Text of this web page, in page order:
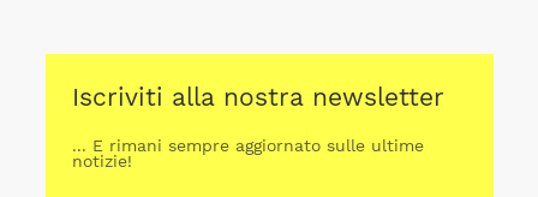
Iscriviti alla nostra newsletter
... E rimani sempre aggiornato sulle ultime
notizie!